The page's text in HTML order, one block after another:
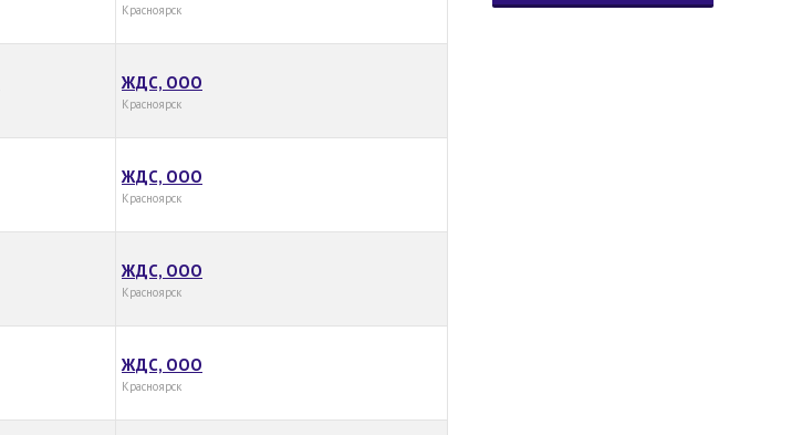
Красноярск
ЖДС, ООО
Красноярск
ЖДС, ООО
Красноярск
ЖДС, ООО
Красноярск
ЖДС, ООО
Красноярск